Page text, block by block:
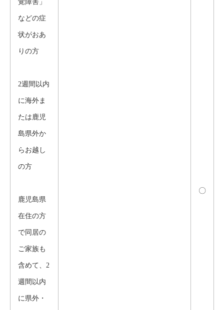
覚障害」
などの症
状がおあ
りの方
2週間以内
に海外ま
たは鹿児
島県外か
らお越し
の方
鹿児島県
在住の方
で同居の
ご家族も
含めて、2
週間以内
に県外・
〇